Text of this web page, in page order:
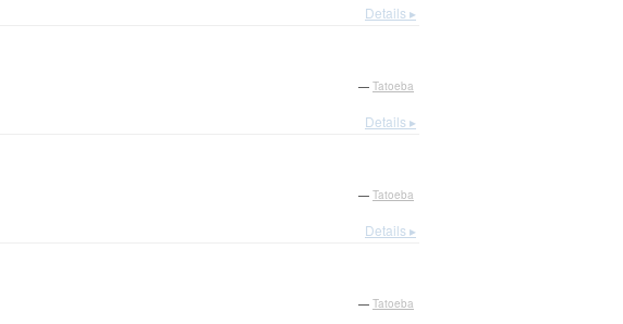
Details ▸
— Tatoeba
Details ▸
— Tatoeba
Details ▸
— Tatoeba